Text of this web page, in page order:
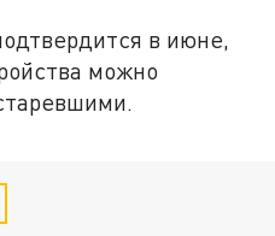
в июне,
можно